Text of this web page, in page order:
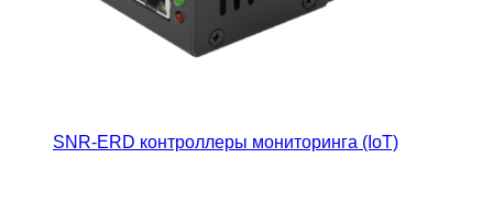
SNR-ERD контроллеры мониторинга (IoT)